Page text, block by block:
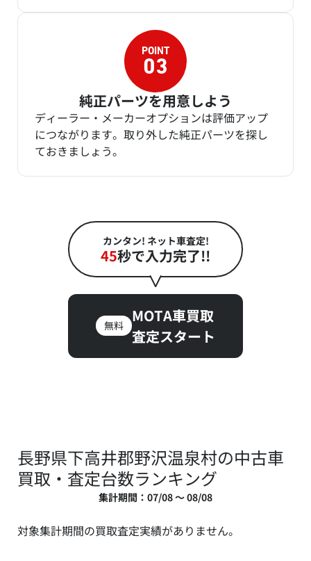
純正パーツを用意しよう
ディーラー・メーカーオプションは評価アップ
につながります。取り外した純正パーツを探し
ておきましょう。
カンタン! ネット車査定!
45秒で入力完了!!
無料
MOTA車買取
査定スタート
長野県下高井郡野沢温泉村の中古車
買取・査定台数ランキング
集計期間：07/08 ～ 08/08
対象集計期間の買取査定実績がありません。